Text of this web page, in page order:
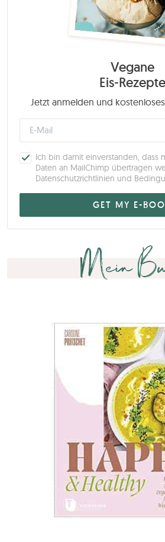
Vegane
Eis-Rezepte
Jetzt anmelden und
Ich bin damit einverstanden, dass
Daten an MailChimp übertragen
Datenschutzrichtlinien und
Mein